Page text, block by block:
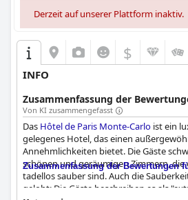
Derzeit auf unserer Plattform inaktiv.
$
INFO
Zusammenfassung der
Von KI zusammengefasst
Das Hôtel de Paris Monte-Carlo ist ein
gelegenes Hotel, das einen
Annehmlichkeiten bietet. Die Gäste
schönen und geräumigen Zimmern,
tadellos sauber sind. Auch die
gelobt: Die Gäste beschreiben es als
Zusammenfassung der Bewertungen